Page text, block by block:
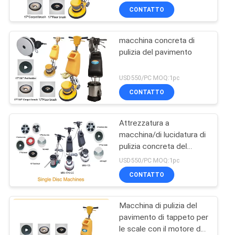
Lucidatrice per
pavimenti del
granito
46
Smerigliatrice di
pietra del pavimento
38
CONTATTO
macchina concreta di
pulizia del pavimento
USD550/PC MOQ:1pc
CONTATTO
Attrezzatura a
macchina/di lucidatura di
pulizia concreta del
pavimento del disco
singolo di pavimento di
lucidatura
USD550/PC MOQ:1pc
CONTATTO
Macchina di pulizia del
pavimento di tappeto per
le scale con il motore del